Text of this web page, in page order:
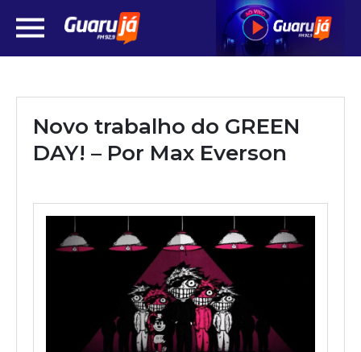
Novo trabalho do GREEN
DAY! – Por Max Everson